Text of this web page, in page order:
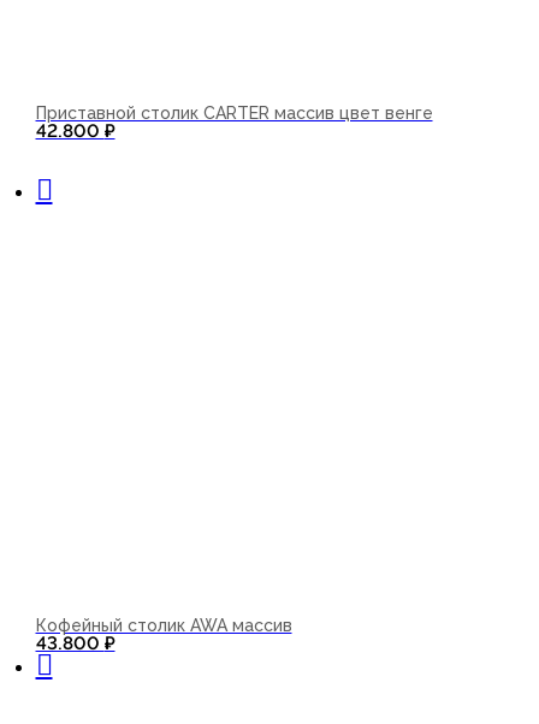
Приставной столик CARTER массив цвет венге
42.800 ₽
Кофейный столик AWA массив
43.800 ₽